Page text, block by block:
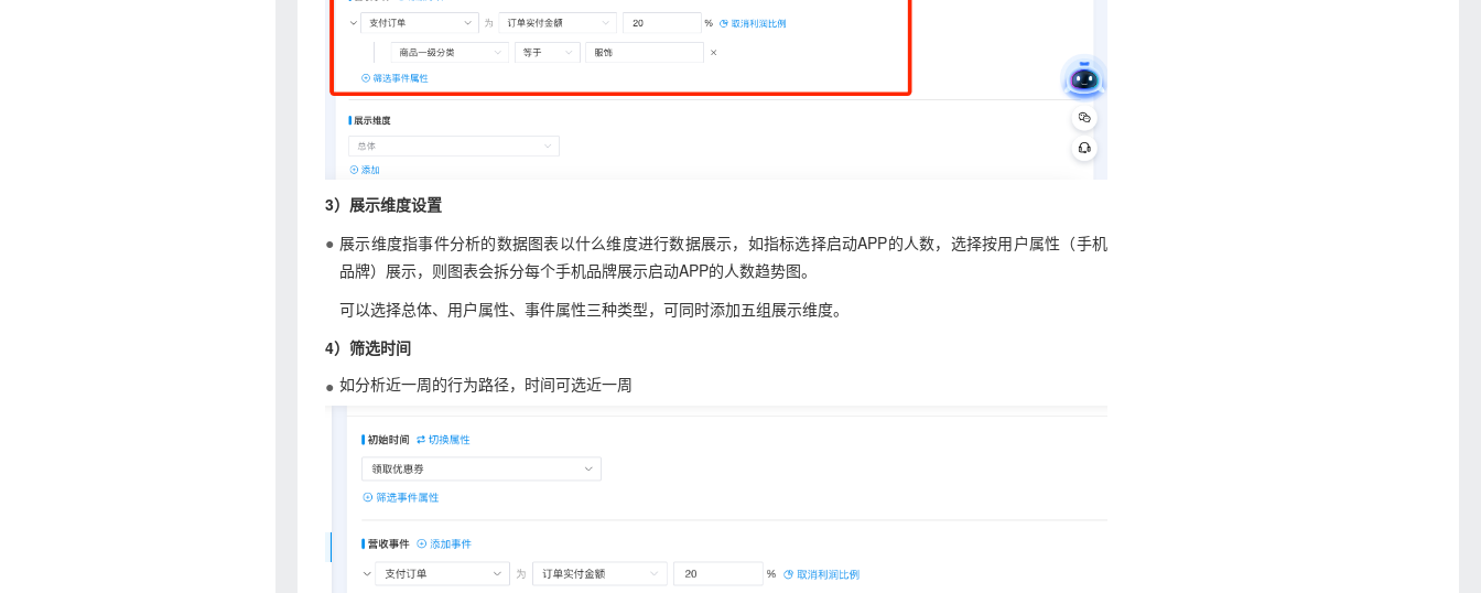
3）展示维度设置
展示维度指事件分析的数据图表以什么维度进行数据展示，如指标选择启动APP的人数，选择按用户属性（手机
品牌）展示，则图表会拆分每个手机品牌展示启动APP的人数趋势图。
可以选择总体、用户属性、事件属性三种类型，可同时添加五组展示维度。
4）筛选时间
如分析近一周的行为路径，时间可选近一周